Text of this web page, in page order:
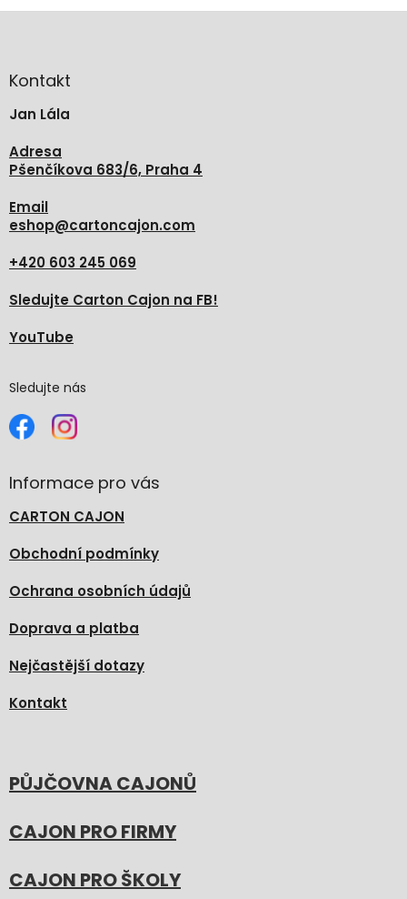
aKontakt
Jan Lála
Adresa
Pšenčíkova 683/6, Praha 4
Email
eshop@cartoncajon.com
+420 603 245 069
Sledujte Carton Cajon na FB!
YouTube
Sledujte nás
Informace pro vás
CARTON CAJON
Obchodní podmínky
Ochrana osobních údajů
Doprava a platba
Nejčastější dotazy
Kontakt
PŮJČOVNA CAJONŮ
CAJON PRO FIRMY
CAJON PRO ŠKOLY